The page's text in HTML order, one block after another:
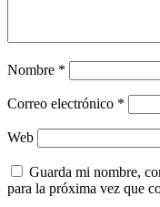
Nombre *
Correo electrónico *
Web
Guarda mi nombre,
para la próxima vez que